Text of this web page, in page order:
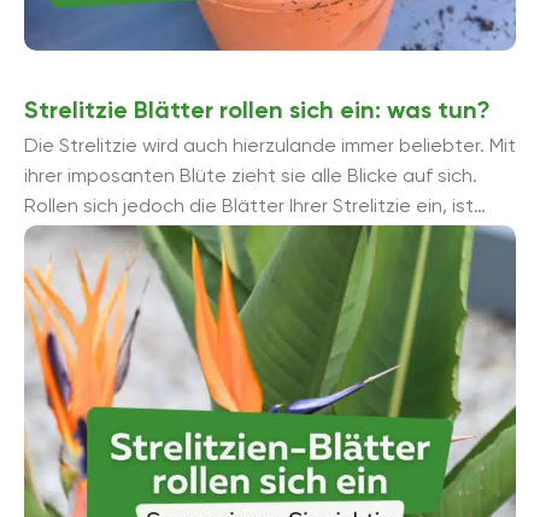
Strelitzie Blätter rollen sich ein: was tun?
Die Strelitzie wird auch hierzulande immer beliebter. Mit
ihrer imposanten Blüte zieht sie alle Blicke auf sich.
Rollen sich jedoch die Blätter Ihrer Strelitzie ein, ist
schnelles Handeln ...